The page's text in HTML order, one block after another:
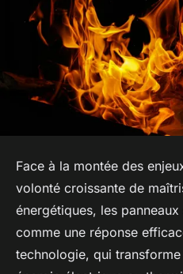
Face à la montée des
volonté croissante de
énergétiques, les panneaux
comme une réponse
technologie, qui